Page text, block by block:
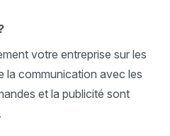
votre entreprise sur les
la communication avec les
et la publicité sont